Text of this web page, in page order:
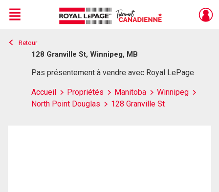
Live
En Direct
Menu
Retour
128 Granville St, Winnipeg, MB
Pas présentement à vendre avec Royal LePage
Accueil Propriétés Manitoba
Winnipeg
North Point Douglas
128 Granville St